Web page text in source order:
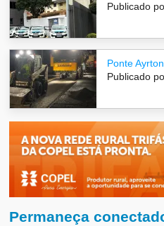
Publicado
Ponte
Publicado
Permaneça